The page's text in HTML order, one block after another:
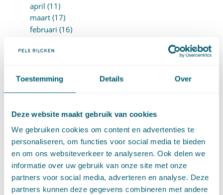
Toestemming Details Over
Deze website maakt gebruik van cookies
We gebruiken cookies om content en advertenties te
personaliseren, om functies voor social media te bieden
en om ons websiteverkeer te analyseren. Ook delen we
informatie over uw gebruik van onze site met onze
partners voor social media, adverteren en analyse. Deze
partners kunnen deze gegevens combineren met andere
april (11)
maart (17)
februari (16)
►
2025 (153)
oktober (15)
september (8)
juli (14)
juni (13)
mei (13)
april (15)
maart (8)
februari (16)
januari (15)